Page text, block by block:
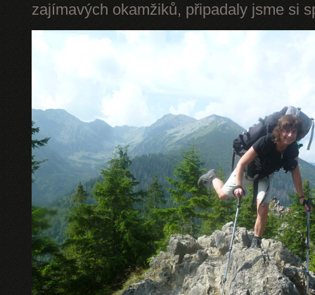
zajímavých okamžiků, připadaly jsme si